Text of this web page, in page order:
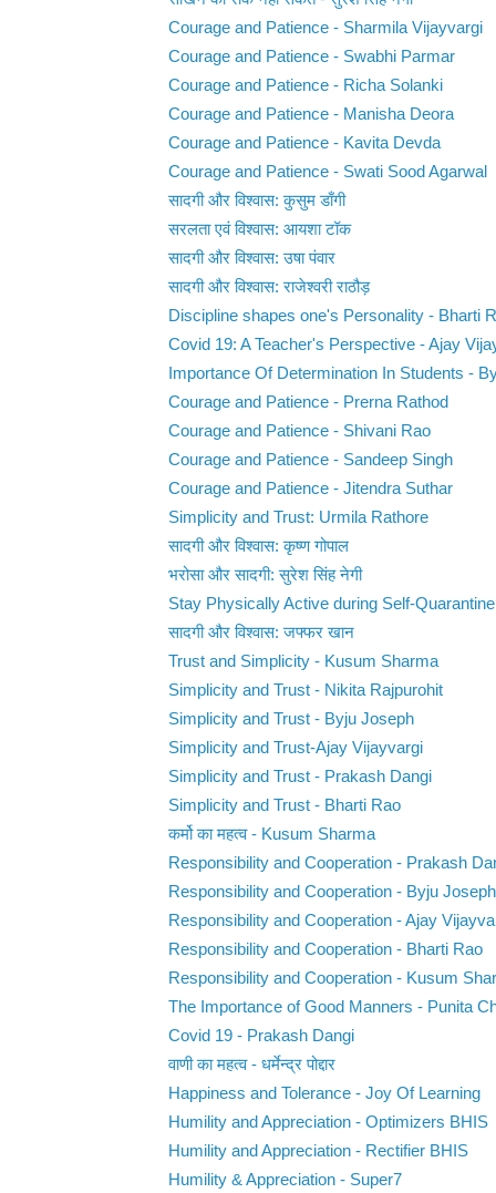
Courage and Patience - Sharmila Vijayvargi
Courage and Patience - Swabhi Parmar
Courage and Patience - Richa Solanki
Courage and Patience - Manisha Deora
Courage and Patience - Kavita Devda
Courage and Patience - Swati Sood Agarwal
सादगी और विश्वास: कुसुम डाँगी
सरलता एवं विश्वास: आयशा टॉक
सादगी और विश्वास: उषा पंवार
सादगी और विश्वास: राजेश्वरी राठौड़
Discipline shapes one's Personality - Bharti
Covid 19: A Teacher's Perspective - Ajay
Importance Of Determination In Students -
Courage and Patience - Prerna Rathod
Courage and Patience - Shivani Rao
Courage and Patience - Sandeep Singh
Courage and Patience - Jitendra Suthar
Simplicity and Trust: Urmila Rathore
सादगी और विश्वास: कृष्ण गोपाल
भरोसा और सादगी: सुरेश सिंह नेगी
Stay Physically Active during Self-
सादगी और विश्वास: जफ्फर खान
Trust and Simplicity - Kusum Sharma
Simplicity and Trust - Nikita Rajpurohit
Simplicity and Trust - Byju Joseph
Simplicity and Trust-Ajay Vijayvargi
Simplicity and Trust - Prakash Dangi
Simplicity and Trust - Bharti Rao
कर्मो का महत्व - Kusum Sharma
Responsibility and Cooperation - Prakash
Responsibility and Cooperation - Byju Joseph
Responsibility and Cooperation - Ajay
Responsibility and Cooperation - Bharti Rao
Responsibility and Cooperation - Kusum
The Importance of Good Manners - Punita
Covid 19 - Prakash Dangi
वाणी का महत्व - धर्मेन्द्र पोद्दार
Happiness and Tolerance - Joy Of Learning
Humility and Appreciation - Optimizers BHIS
Humility and Appreciation - Rectifier BHIS
Humility & Appreciation - Super7